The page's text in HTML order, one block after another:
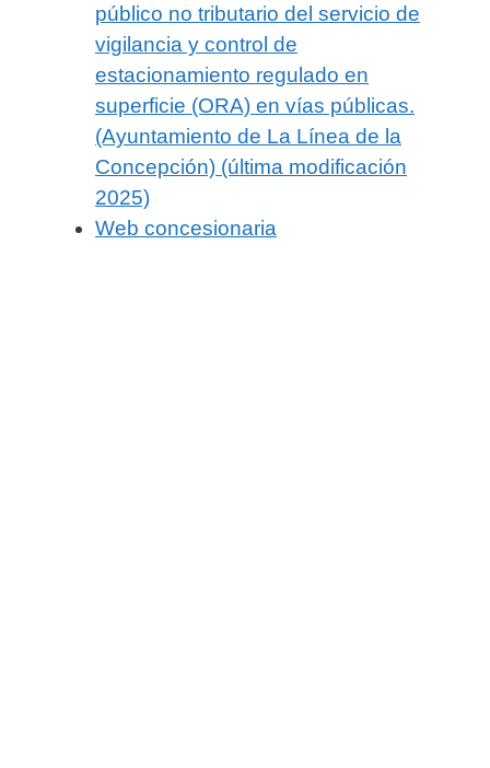
público no tributario del servicio de
vigilancia y control de
estacionamiento regulado en
superficie (ORA) en vías públicas.
(Ayuntamiento de La Línea de la
Concepción) (última modificación
2025)
Web concesionaria